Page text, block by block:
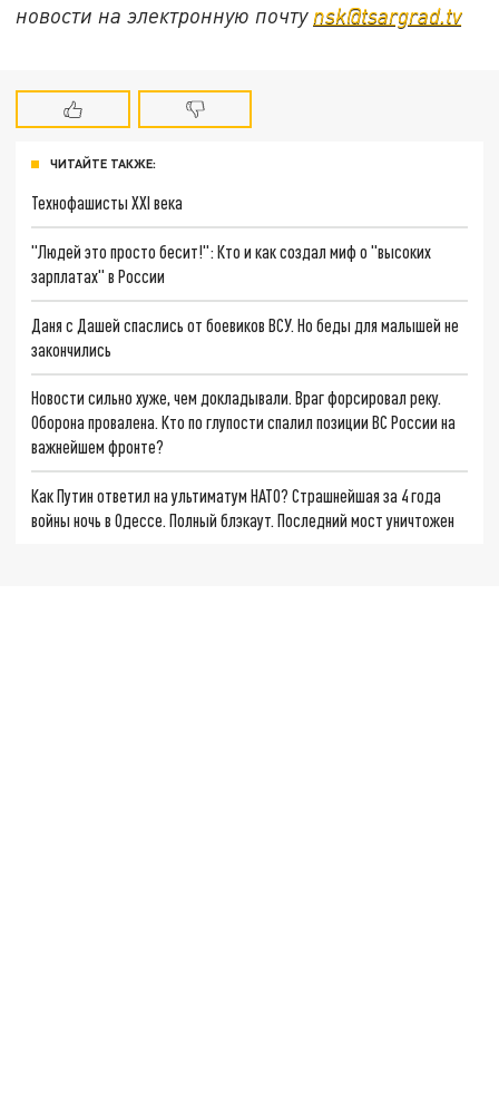
новости на электронную почту nsk@tsargrad.tv
ЧИТАЙТЕ ТАКЖЕ:
Технофашисты XXI века
"Людей это просто бесит!": Кто и как создал миф о "высоких
зарплатах" в России
Даня с Дашей спаслись от боевиков ВСУ. Но беды для малышей не
закончились
Новости сильно хуже, чем докладывали. Враг форсировал реку.
Оборона провалена. Кто по глупости спалил позиции ВС России на
важнейшем фронте?
Как Путин ответил на ультиматум НАТО? Страшнейшая за 4 года
войны ночь в Одессе. Полный блэкаут. Последний мост уничтожен